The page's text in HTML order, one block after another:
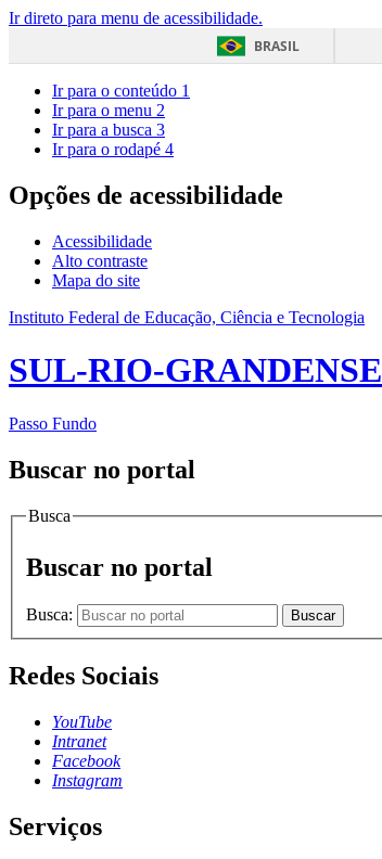
Ir direto para menu de acessibilidade.
BRASIL
Ir para o conteúdo 1
Ir para o menu 2
Ir para a busca 3
Ir para o rodapé 4
Opções de acessibilidade
Acessibilidade
Alto contraste
Mapa do site
Instituto Federal de Educação, Ciência e Tecnologia
SUL-RIO-GRANDENSE
Passo Fundo
Buscar no portal
Busca
Buscar no portal
Busca: Buscar
Redes Sociais
YouTube
Intranet
Facebook
Instagram
Serviços